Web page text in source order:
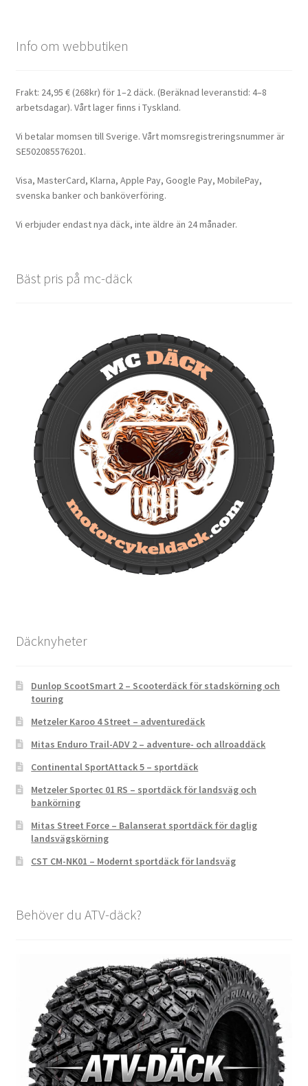
Info om webbutiken
Frakt: 24,95 € (268kr) för 1–2 däck. (Beräknad leveranstid: 4–8
arbetsdagar). Vårt lager finns i Tyskland.
Vi betalar momsen till Sverige. Vårt momsregistreringsnummer är
SE502085576201.
Visa, MasterCard, Klarna, Apple Pay, Google Pay, MobilePay,
svenska banker och banköverföring.
Vi erbjuder endast nya däck, inte äldre än 24 månader.
Bäst pris på mc-däck
Däcknyheter
Dunlop ScootSmart 2 – Scooterdäck för stadskörning och
touring
Metzeler Karoo 4 Street – adventuredäck
Mitas Enduro Trail-ADV 2 – adventure- och allroaddäck
Continental SportAttack 5 – sportdäck
Metzeler Sportec 01 RS – sportdäck för landsväg och
bankörning
Mitas Street Force – Balanserat sportdäck för daglig
landsvägskörning
CST CM-NK01 – Modernt sportdäck för landsväg
Behöver du ATV-däck?